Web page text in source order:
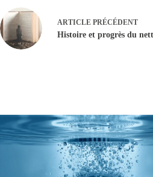
ARTICLE PRÉCÉDENT
Histoire et progrès du